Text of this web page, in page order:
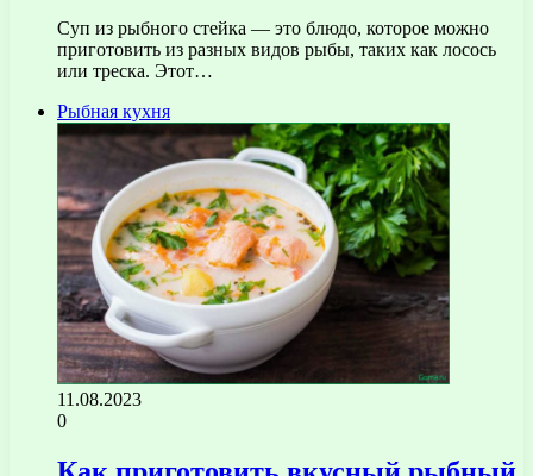
Суп из рыбного стейка — это блюдо, которое можно
приготовить из разных видов рыбы, таких как лосось
или треска. Этот…
Рыбная кухня
11.08.2023
0